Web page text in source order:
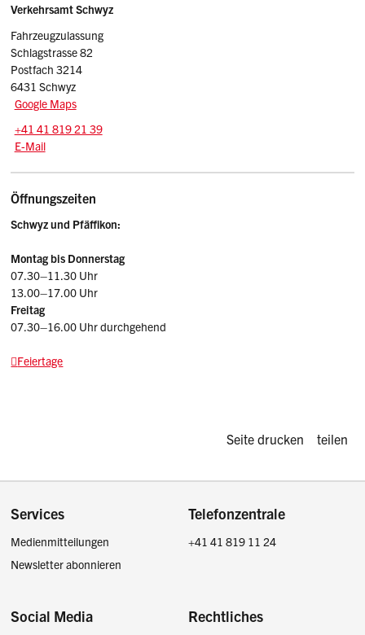
Verkehrsamt Schwyz
Fahrzeugzulassung
Schlagstrasse 82
Postfach 3214
6431 Schwyz
Google Maps
Tel.:
+41 41 819 21 39
E-Mail: adminfz.vasz
E-Mail
Öffnungszeiten
Schwyz und Pfäffikon:
Montag bis Donnerstag
07.30–11.30 Uhr
13.00–17.00 Uhr
Freitag
07.30–16.00 Uhr durchgehend
Feiertage
Diese Seite
Seite drucken teilen
Footer
Services
Medienmitteilungen
Newsletter abonnieren
Telefonzentrale
+41 41 819 11 24
Social Media Rechtliches